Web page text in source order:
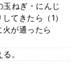
玉ねぎ・にんじ
てきたら（1）
が通ったら
。